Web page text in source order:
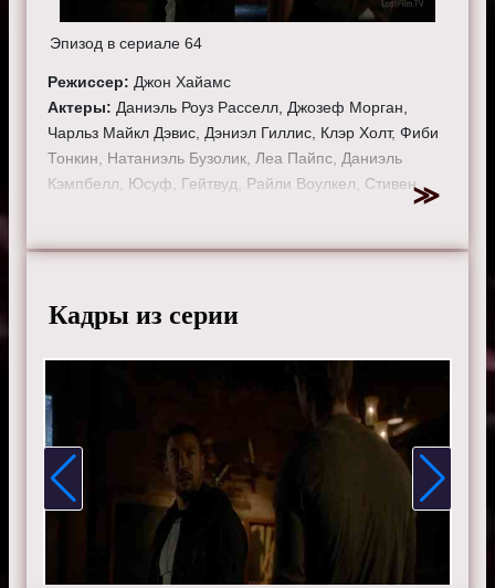
Эпизод в сериале 64
Режиссер: Джон Хайамс
Актеры: Даниэль Роуз Расселл, Джозеф Морган,
Чарльз Майкл Дэвис, Дэниэл Гиллис, Клэр Холт, Фиби
Тонкин, Натаниэль Бузолик, Леа Пайпс, Даниэль
Кэмпбелл, Юсуф, Гейтвуд, Райли Воулкел, Стивен
Смотрите онлайн 3 сезон 20 серию «Древние»
tv.ru.
Кадры из серии